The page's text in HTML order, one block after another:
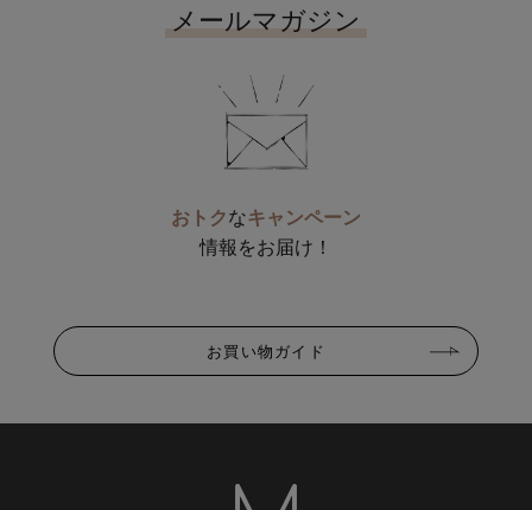
メールマガジン
おトクなキャンペーン
情報をお届け！
お買い物ガイド